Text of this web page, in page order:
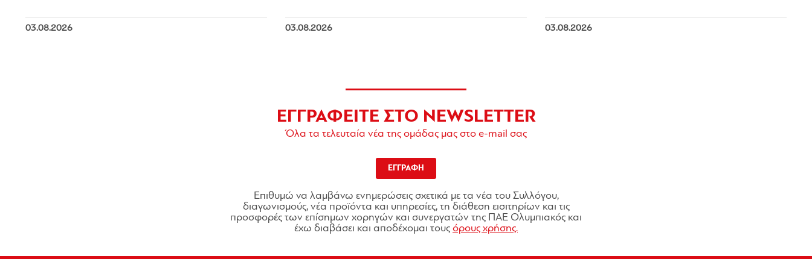
03.08.2026 03.08.2026 03.08.2026
ΕΓΓΡΑΦΕΙΤΕ ΣΤΟ NEWSLETTER
Όλα τα τελευταία νέα της ομάδας μας στο e-mail σας
ΕΓΓΡΑΦΗ
Επιθυμώ να λαμβάνω ενημερώσεις σχετικά με τα νέα του Συλλόγου,
διαγωνισμούς, νέα προϊόντα και υπηρεσίες, τη διάθεση εισιτηρίων και τις
προσφορές των επίσημων χορηγών και συνεργατών της ΠΑΕ Ολυμπιακός και
έχω διαβάσει και αποδέχομαι τους όρους χρήσης.